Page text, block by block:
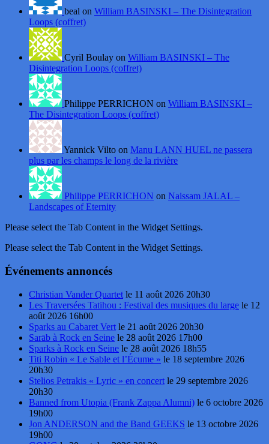
beal on William BASINSKI – The Disintegration
Loops (coffret)
Cyril Boulay on William BASINSKI – The
Disintegration Loops (coffret)
Philippe PERRICHON on William BASINSKI –
The Disintegration Loops (coffret)
Yannick Vilto on Manu LANN HUEL ne passera
plus par les champs le long de la rivière
Philippe PERRICHON on Naissam JALAL –
Landscapes of Eternity
Please select the Tab Content in the Widget Settings.
Please select the Tab Content in the Widget Settings.
Événements annoncés
Christian Vander Quartet le 11 août 2026 20h30
Les Traversées Tatihou : Festival des musiques du large le 12
août 2026 16h00
Sparks au Cabaret Vert le 21 août 2026 20h30
Sarāb à Rock en Seine le 28 août 2026 17h00
Sparks à Rock en Seine le 28 août 2026 18h55
Titi Robin « Le Sable et l’Écume » le 18 septembre 2026
20h30
Stelios Petrakis « Lyric » en concert le 29 septembre 2026
20h30
Banned from Utopia (Frank Zappa Alumni) le 6 octobre 2026
19h00
Jon ANDERSON and the Band GEEKS le 13 octobre 2026
19h00